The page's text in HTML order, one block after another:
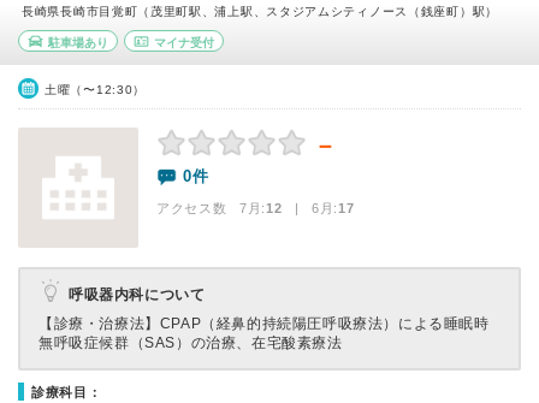
長崎県長崎市目覚町（茂里町駅、浦上駅、スタジアムシティノース（銭座町）駅）
駐車場あり マイナ受付
土曜（〜12:30）
－
0件
アクセス数 7月:12 | 6月:17
呼吸器内科について
【診療・治療法】 CPAP（経鼻的持続陽圧呼吸療法）による睡眠時
無呼吸症候群（SAS）の治療、在宅酸素療法
診療科目：